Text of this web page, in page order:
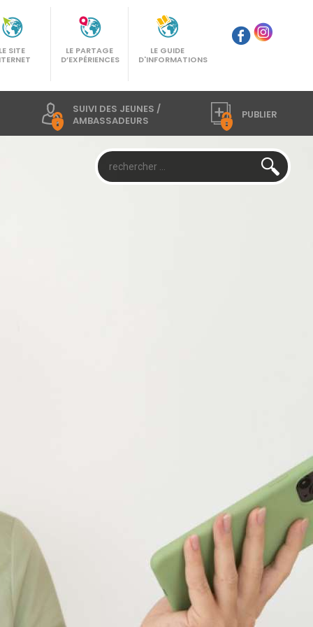
LE SITE
LE PARTAGE
D’EXPÉRIENCES
LE GUIDE
D'INFORMATIONS
SUIVI DES JEUNES /
AMBASSADEURS
PUBLIER